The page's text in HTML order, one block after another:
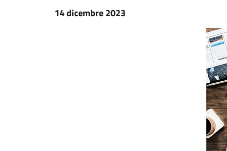
14 dicembre 2023